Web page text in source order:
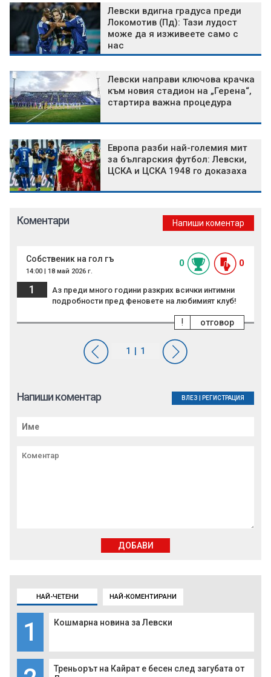
НАЙ-ЧЕТЕНИ НАЙ-КОМЕНТИРАНИ
1 Кошмарна новина за Левски
Треньорът на Кайрат е бесен след загубата от
Левски вдигна градуса преди
Локомотив (Пд): Тази лудост
може да я изживеете само с
нас
Левски направи ключова крачка
към новия стадион на „Герена“,
стартира важна процедура
Европа разби най-големия мит
за българския футбол: Левски,
ЦСКА и ЦСКА 1948 го доказаха
Коментари Напиши коментар
Собственик на гол гъ
14:00 | 18 май 2026 г.
0 0
1
Аз преди много години разкрих всички интимни
подробности пред феновете на любимият клуб!
отговор
!
Напиши коментар ВЛЕЗ РЕГИСТРАЦИЯ
ДОБАВИ